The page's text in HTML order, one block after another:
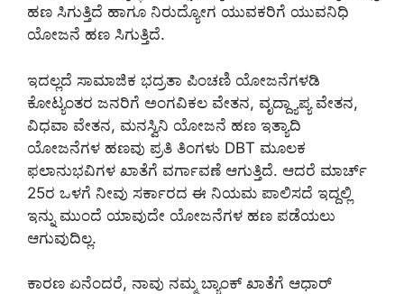
ಹಣ ಸಿಗುತ್ತಿದೆ ಹಾಗೂ ನಿರುದ್ಯೋಗ ಯುವಕರಿಗೆ ಯುವನಿಧಿ
ಯೋಜನೆ ಹಣ ಸಿಗುತ್ತಿದೆ.
ಇದಲ್ಲದೆ ಸಾಮಾಜಿಕ ಭದ್ರತಾ ಪಿಂಚಣಿ ಯೋಜನೆಗಳಡಿ
ಕೋಟ್ಯಂತರ ಜನರಿಗೆ ಅಂಗವಿಕಲ ವೇತನ, ವೃದ್ದ್ಯಾಪ್ಯ ವೇತನ,
ವಿಧವಾ ವೇತನ, ಮನಸ್ವಿನಿ ಯೋಜನೆ ಹಣ ಇತ್ಯಾದಿ
ಯೋಜನೆಗಳ ಹಣವು ಪ್ರತಿ ತಿಂಗಳು DBT ಮೂಲಕ
ಫಲಾನುಭವಿಗಳ ಖಾತೆಗೆ ವರ್ಗಾವಣೆ ಆಗುತ್ತಿದೆ. ಆದರೆ ಮಾರ್ಚ್
25ರ ಒಳಗೆ ನೀವು ಸರ್ಕಾರದ ಈ ನಿಯಮ ಪಾಲಿಸದೆ ಇದ್ದಲ್ಲಿ
ಇನ್ನು ಮುಂದೆ ಯಾವುದೇ ಯೋಜನೆಗಳ ಹಣ ಪಡೆಯಲು
ಆಗುವುದಿಲ್ಲ.
ಕಾರಣ ಏನೆಂದರೆ, ನಾವು ನಮ್ಮ ಬ್ಯಾಂಕ್ ಖಾತೆಗೆ ಆಧಾರ್